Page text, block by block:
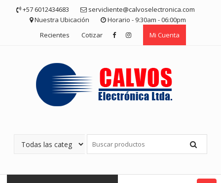
contenido
+57 6012434683
servicliente@calvoselectronica.com
Nuestra Ubicación
Horario - 9:30am - 06:00pm
Recientes
Cotizar Mi Cuenta